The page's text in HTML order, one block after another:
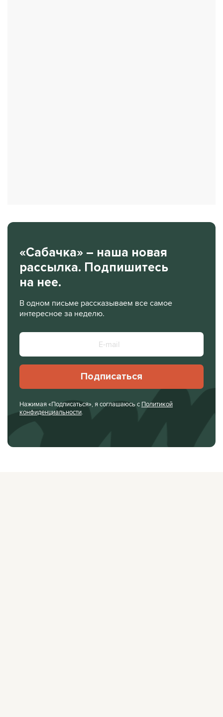
«Сабачка» – наша новая
рассылка. Подпишитесь
на нее.
В одном письме рассказываем все самое
интересное за неделю.
Подписаться
Нажимая «Подписаться», я соглашаюсь с Политикой
конфиденциальности.